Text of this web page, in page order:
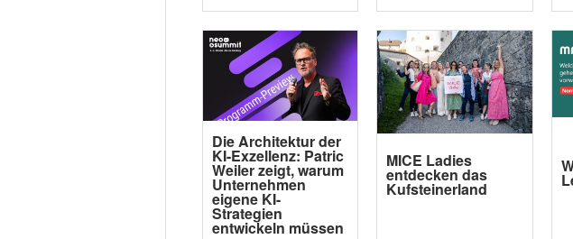
Die Architektur der
KI-Exzellenz: Patric
Weiler zeigt, warum
Unternehmen
eigene KI-
Strategien
entwickeln müssen
MICE Ladies
entdecken das
Kufsteinerland